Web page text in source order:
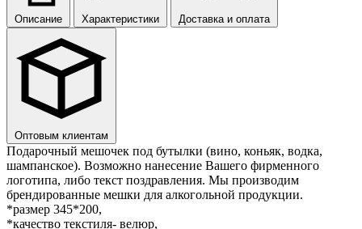
Описание Характеристики Доставка и оплата
Оптовым клиентам
Подарочный мешочек под бутылки (вино, коньяк, водка,
шампанское). Возможно нанесение Вашего фирменного
логотипа, либо текст поздравления. Мы производим
брендированные мешки для алкогольной продукции.
*размер 345*200,
*качество текстиля- велюр,